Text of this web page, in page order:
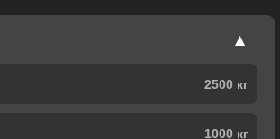
2500 кг
1000 кг